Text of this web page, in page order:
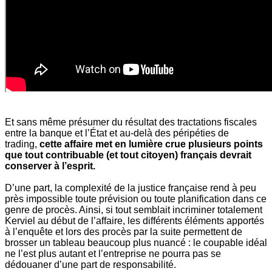
Et sans même présumer du résultat des tractations fiscales
entre la banque et l’État et au-delà des péripéties de
trading, cette affaire met en lumière crue plusieurs points
que tout contribuable (et tout citoyen) français devrait
conserver à l’esprit.
D’une part, la complexité de la justice française rend à peu
près impossible toute prévision ou toute planification dans ce
genre de procès. Ainsi, si tout semblait incriminer totalement
Kerviel au début de l’affaire, les différents éléments apportés
à l’enquête et lors des procès par la suite permettent de
brosser un tableau beaucoup plus nuancé : le coupable idéal
ne l’est plus autant et l’entreprise ne pourra pas se
dédouaner d’une part de responsabilité.